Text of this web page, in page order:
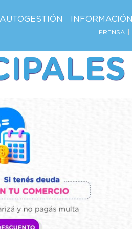
AUTOGESTIÓN INFORMACIÓN
PRENSA